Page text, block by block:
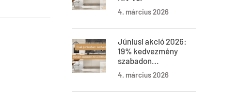
4. március 2026
Júniusi akció 2026:
19% kedvezmény
szabadon...
4. március 2026